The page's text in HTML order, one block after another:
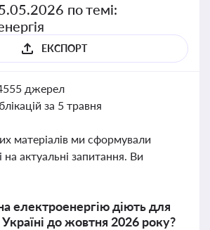
по темі:
ЕКСПОРТ
джерел
за 5 травня
матеріалів ми сформували
на актуальні запитання. Ви
електроенергію діють для
до жовтня 2026 року?